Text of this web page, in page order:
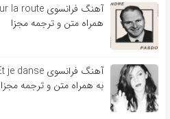
همراه متن و ترجمه مجزا
به همراه متن و ترجمه مجزا